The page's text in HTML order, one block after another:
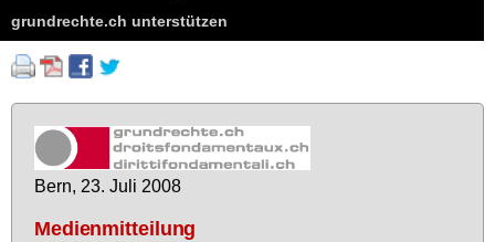
grundrechte.ch unterstützen
Bern, 23. Ju­li 2008
Medienmitteilung